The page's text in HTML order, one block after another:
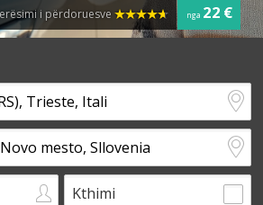
i përdoruesve nga 22 €
Kthimi